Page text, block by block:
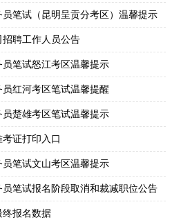
笔试（昆明呈贡分考区）温馨提示
招聘工作人员公告
笔试怒江考区温馨提示
红河考区笔试温馨提醒
楚雄考区笔试温馨提示
证打印入口
笔试文山考区温馨提示
笔试报名阶段取消和裁减职位公告
终报名数据